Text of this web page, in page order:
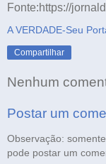
Fonte:https://
A VERDADE-Seu
Compartilhar
Nenhum
Postar um
Observação:
pode postar um